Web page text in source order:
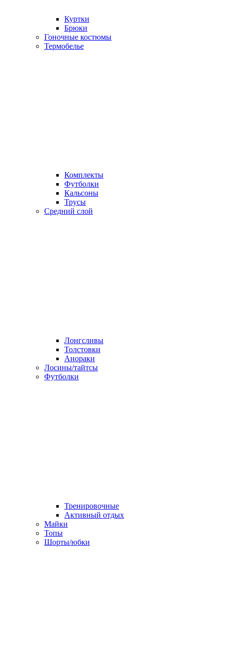
Куртки
Брюки
Гоночные костюмы
Термобелье
Комплекты
Футболки
Кальсоны
Трусы
Средний слой
Лонгсливы
Толстовки
Анораки
Лосины/тайтсы
Футболки
Тренировочные
Активный отдых
Майки
Топы
Шорты/юбки